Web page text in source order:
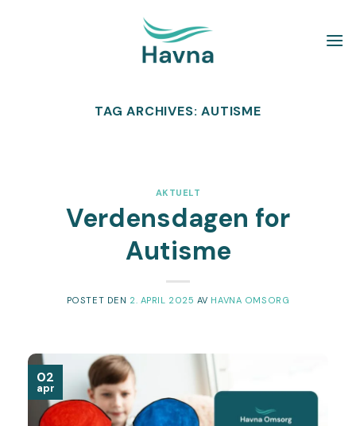
TAG ARCHIVES:AUTISME
AKTUELT
Verdensdagen for
Autisme
POSTET DEN 2. APRIL 2025 AV HAVNA OMSORG
02
apr